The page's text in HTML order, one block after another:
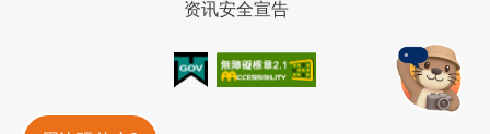
资讯安全宣告